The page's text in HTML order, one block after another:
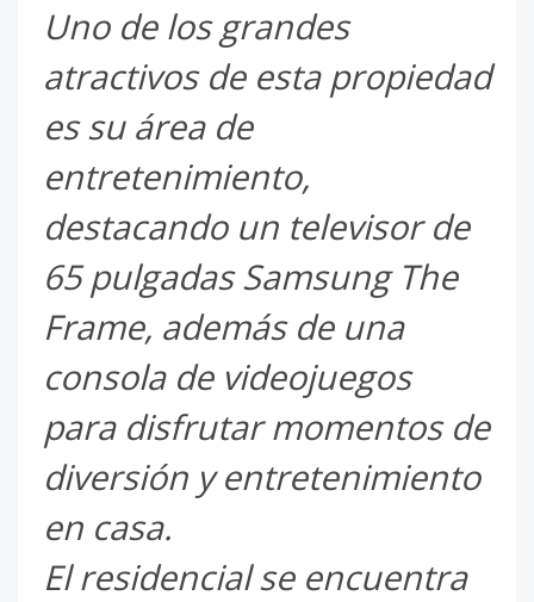
Uno de los grandes
atractivos de esta propiedad
es su área de
entretenimiento,
destacando un televisor de
65 pulgadas Samsung The
Frame, además de una
consola de videojuegos
para disfrutar momentos de
diversión y entretenimiento
en casa.
El residencial se encuentra